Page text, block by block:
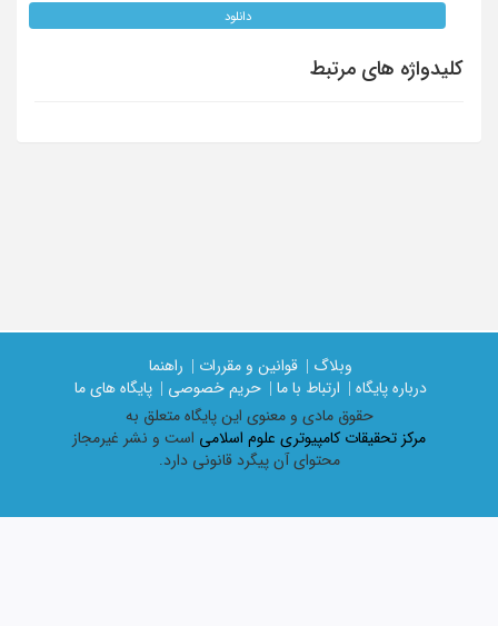
دانلود
کلیدواژه های مرتبط
وبلاگ | قوانین و مقررات |
راهنما
درباره پایگاه |
ارتباط با ما | حریم خصوصی |
پایگاه های ما
حقوق مادی و معنوی اين پايگاه متعلق به
مرکز تحقیقات کامپیوتری علوم اسلامی است و نشر غیرمجاز
محتوای آن پیگرد قانونی دارد.